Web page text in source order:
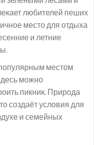
любителей пеших
место для отдыха
и летние
местом
можно
пикник. Природа
создаёт условия для
и семейных